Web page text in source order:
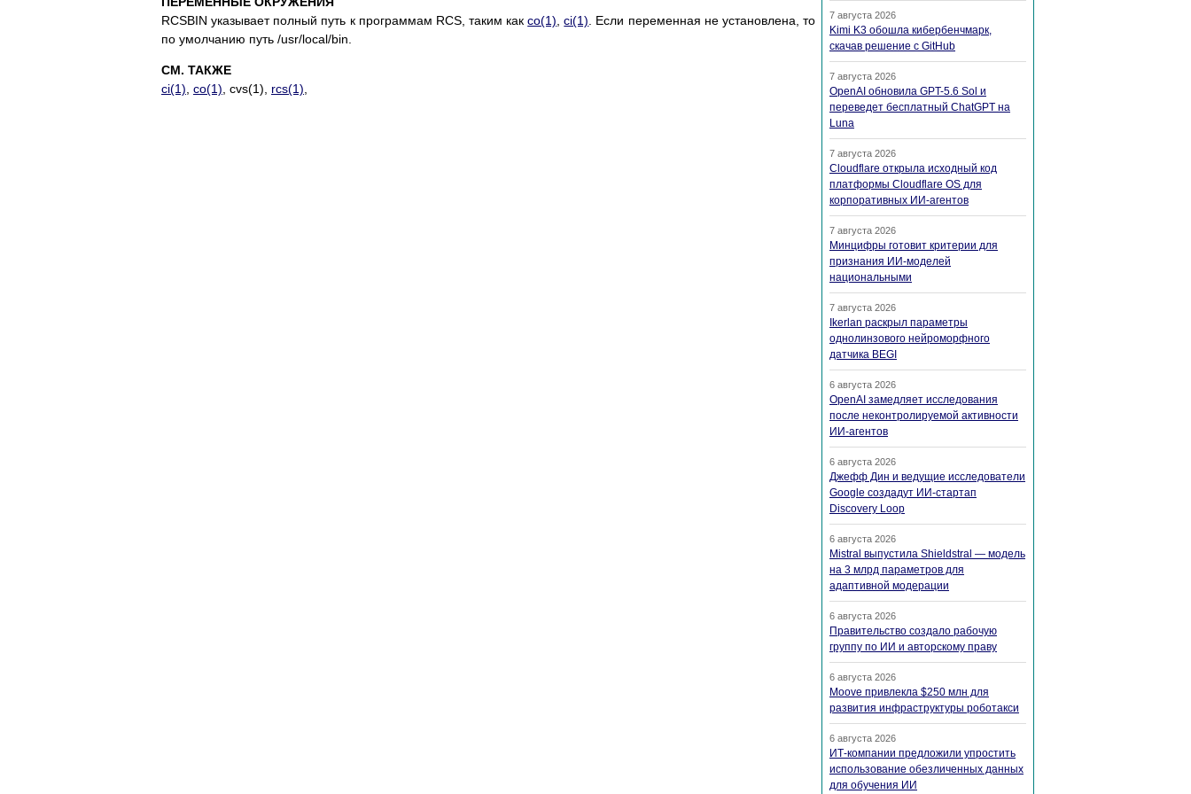
RCSBIN указывает полный путь к программам RCS, таким какco(1) ,ci(1) . Если переменная не установлена, то
по умолчанию путь /usr/local/bin.
СМ. ТАКЖЕ
ci(1) co(1) , cvs(1), rcs(1)
7 августа 2026
Kimi K3 обошла кибербенчмарк,
скачав решение с GitHub
7 августа 2026
OpenAI обновила GPT-5.6 Sol и
переведет бесплатный ChatGPT на
Luna
7 августа 2026
Cloudflare открыла исходный код
платформы Cloudflare OS для
корпоративных ИИ-агентов
7 августа 2026
Минцифры готовит критерии для
признания ИИ-моделей
национальными
7 августа 2026
Ikerlan раскрыл параметры
однолинзового нейроморфного
датчика BEGI
6 августа 2026
OpenAI замедляет исследования
после неконтролируемой активности
ИИ-агентов
6 августа 2026
Джефф Дин и ведущие исследователи
Google создадут ИИ-стартап
Discovery Loop
6 августа 2026
Mistral выпустила Shieldstral — модель
на 3 млрд параметров для
адаптивной модерации
6 августа 2026
Правительство создало рабочую
группу по ИИ и авторскому праву
6 августа 2026
Moove привлекла $250 млн для
развития инфраструктуры роботакси
6 августа 2026
ИТ-компании предложили упростить
использование обезличенных данных
для обучения ИИ